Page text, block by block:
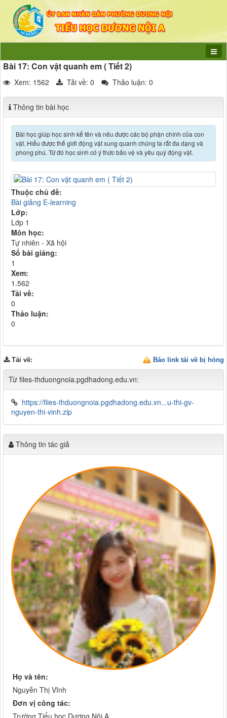
Bài 17: Con vật quanh em ( Tiết 2)
Xem: 1562 Tải về: 0 Thảo luận: 0
Thông tin bài học
Bài học giúp học sinh kể tên và nêu được các bộ phận chính của con
vật. Hiểu được thế giới động vật xung quanh chúng ta rất đa dạng và
phong phú. Từ đó học sinh có ý thức bảo vệ và yêu quý động vật.
Thuộc chủ đề:
Bài giảng E-learning
Lớp:
Lớp 1
Môn học:
Tự nhiên - Xã hội
Số bài giảng:
1
Xem:
1.562
Tải về:
0
Thảo luận:
0
Báo link tải về bị hỏng
Tải về:
Từ files-thduongnoia.pgdhadong.edu.vn:
https://files-thduongnoia.pgdhadong.edu.vn...u-thi-gv-
nguyen-thi-vinh.zip
Thông tin tác giả
Họ và tên:
Nguyễn Thị Vĩnh
Đơn vị công tác:
Trường Tiểu học Dương Nội A